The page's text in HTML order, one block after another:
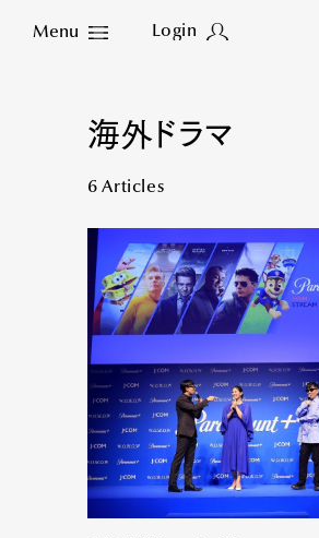
Menu Login
Close
海外ドラマ
6 Articles